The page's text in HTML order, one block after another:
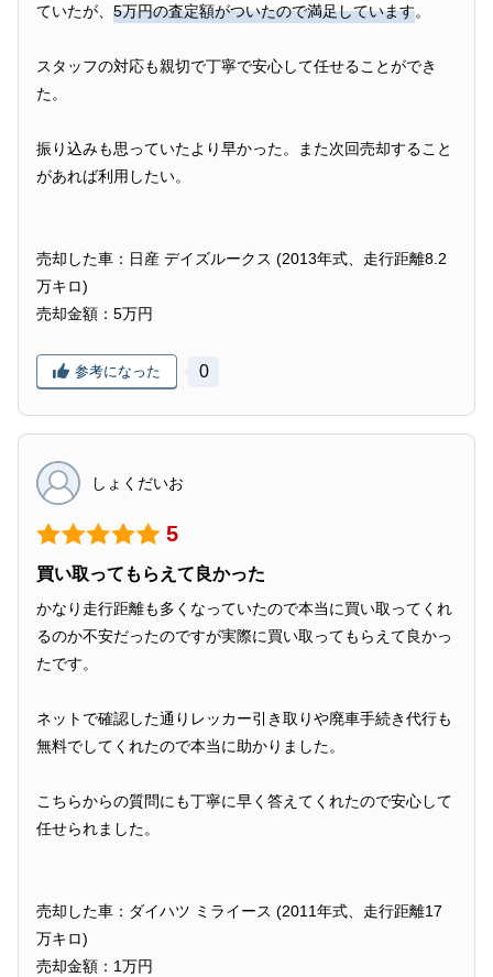
ていたが、 5万円の査定額がついたので満足しています。
スタッフの対応も親切で丁寧で安心して任せることができ
た。
振り込みも思っていたより早かった。また次回売却すること
があれば利用したい。
売却した車：日産 デイズルークス (2013年式、走行距離8.2
万キロ)
売却金額：5万円
参考になった 0
しょくだいお
5
買い取ってもらえて良かった
かなり走行距離も多くなっていたので本当に買い取ってくれ
るのか不安だったのですが実際に買い取ってもらえて良かっ
たです。
ネットで確認した通りレッカー引き取りや廃車手続き代行も
無料でしてくれたので本当に助かりました。
こちらからの質問にも丁寧に早く答えてくれたので安心して
任せられました。
売却した車：ダイハツ ミライース (2011年式、走行距離17
万キロ)
売却金額：1万円